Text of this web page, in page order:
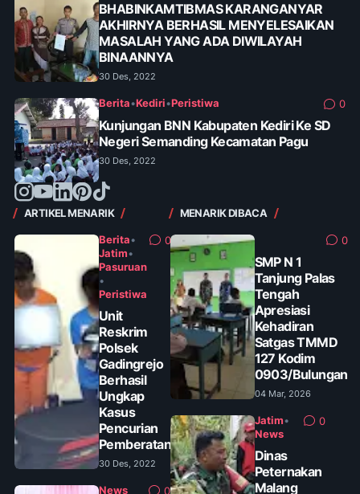
BHABINKAMTIBMAS KARANGANYAR
AKHIRNYA BERHASIL MENYELESAIKAN
MASALAH YANG ADA DIWILAYAH
BINAANNYA
30 Des, 2022
Berita•Kediri•Peristiwa 0
Kunjungan BNN Kabupaten Kediri Ke SD
Negeri Semanding Kecamatan Pagu
30 Des, 2022
ARTIKEL MENARIK
Berita•
Jatim•
Pasuruan
•
Peristiwa
0
Unit
Reskrim
Polsek
Gadingrejo
Berhasil
Ungkap
Kasus
Pencurian
Pemberatan
30 Des, 2022
News 0
MENARIK DIBACA
0
SMP N 1
Tanjung Palas
Tengah
Apresiasi
Kehadiran
Satgas TMMD
127 Kodim
0903/Bulungan
04 Mar, 2026
Jatim•
News
0
Dinas
Peternakan
Malang